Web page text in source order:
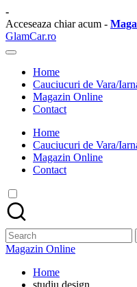
Skip
to
content
-
Acceseaza chiar acum -
GlamCar.ro
Sursa
zilnica
auto.
Home
Cauciucuri de Vara/
Magazin Online
Contact
Home
Cauciucuri de Vara/
Magazin Online
Contact
Search
for:
Magazin Online
Home
studiu design